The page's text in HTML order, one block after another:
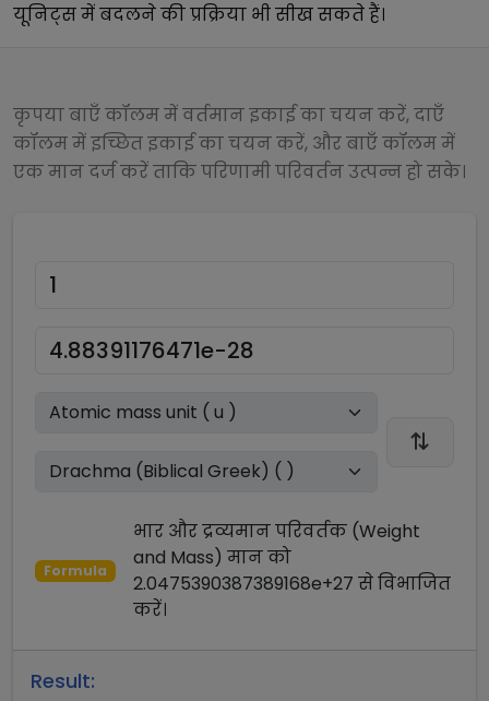
यूनिट्स में बदलने की प्रक्रिया भी सीख सकते हैं।
कृपया बाएँ कॉलम में वर्तमान इकाई का चयन करें, दाएँ
कॉलम में इच्छित इकाई का चयन करें, और बाएँ कॉलम में
एक मान दर्ज करें ताकि परिणामी परिवर्तन उत्पन्न हो सके।
Formula
भार और द्रव्यमान परिवर्तक (Weight
and Mass) मान को
2.0475390387389168e+27 सेविभाजित
करें।
Result: